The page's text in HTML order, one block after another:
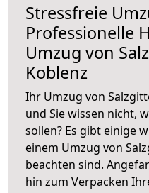
Stressfreie
Professionelle
Umzug von
Koblenz
Ihr Umzug von
und Sie wissen nicht,
sollen? Es gibt einige
einem Umzug von
beachten sind.
hin zum Verpacken